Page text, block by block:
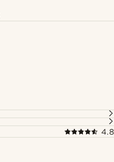
4.8